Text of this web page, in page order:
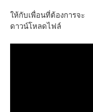
ให้กับเพื่อนที่ต้องการจะ
ดาวน์โหลดไฟล์